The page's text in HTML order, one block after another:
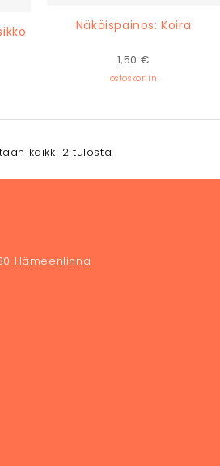
Näköispainos: Koira
1,50 €
ostoskoriin
kaikki 2 tulosta
Hämeenlinna